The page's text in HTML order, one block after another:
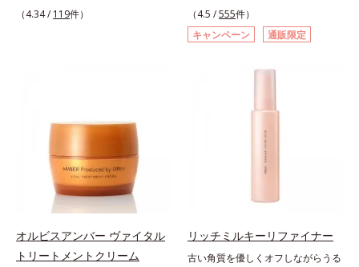
「マスク生活であごや口まわりのニ
分とコラーゲンが肌をいたわりなが
らうるおいを与え、バリア機能を維
持。ニキビができにくい肌を目指し
ます。さらにビタミンC誘導体をは
じめとした5種の整肌成分(*2)から
成る「ナノVCショットカプセル」
を配合。カプセルが浸透してから成
分を放出する特殊技術によって、高
い浸透力(*3)と安定性を実現。毛穴
（4.34 / 119件）
(*1)美容液。ポーラ化成 研究所の独
自研究で見出した、速攻型ナイアシ
ンアミド複合体(*2)と浸透サポート
にくい大人肌の深く(*3)まで素早く
届けます。真皮のコラーゲン産生を
促進し、年齢とともに刻まれる深い
悩みのシワを改善しながら、過剰な
メラニン生成を防ぎ未来のシミ・ソ
(*6)で大人肌にハリ感をプラス。す
るっと伸び広がるテクスチャー
で、"顔全体にご使用いただける設
（4.5 /555件）
キャンペーン
通販限定
オルビスアンバー ヴァイタル
トリートメントクリーム
リッチミルキーリファイナー
古い角質を優しくオフしながらうる